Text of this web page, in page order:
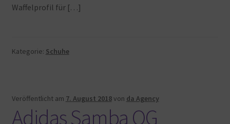
Waffelprofil für […]
Kategorie: Schuhe
Veröffentlicht am 7. August 2018von da Agency
Adidas Samba OG